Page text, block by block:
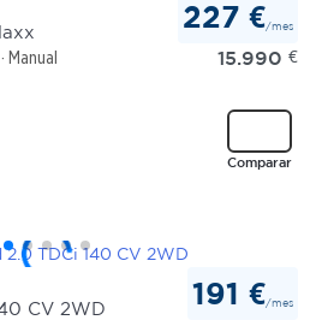
web se usan para personalizar
ofrecer funciones de redes
Además, compartimos
que haga del sitio web con
sociales, publicidad y análisis
de sus servicios.
Manual
227 €/mes
15.990 €
Comparar
CV 2WD
191 €/mes